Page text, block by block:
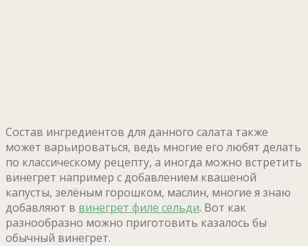
Состав ингредиентов для данного салата также
может варьироваться, ведь многие его любят делать
по классическому рецепту, а иногда можно встретить
винегрет например с добавлением квашеной
капусты, зелёным горошком, маслин, многие я знаю
добавляют в винегрет филе сельди. Вот как
разнообразно можно приготовить казалось бы
обычный винегрет.